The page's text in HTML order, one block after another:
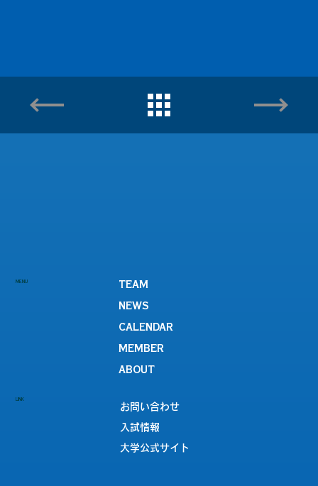
MENU
TEAM
NEWS
CALENDAR
MEMBER
ABOUT
LINK
お問い合わせ
入試情報
大学公式サイト